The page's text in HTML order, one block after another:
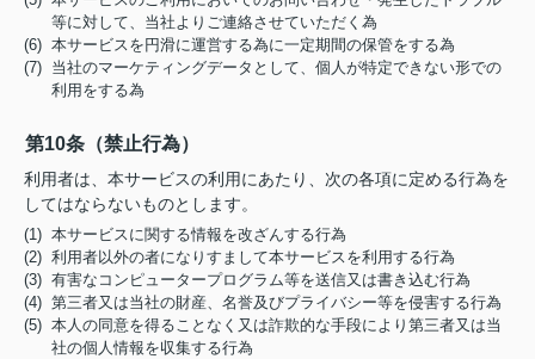
等に対して、当社よりご連絡させていただく為
(6) 本サービスを円滑に運営する為に一定期間の保管をする為
(7) 当社のマーケティングデータとして、個人が特定できない形での
利用をする為
第10条（禁止行為）
利用者は、本サービスの利用にあたり、次の各項に定める行為を
してはならないものとします。
(1) 本サービスに関する情報を改ざんする行為
(2) 利用者以外の者になりすまして本サービスを利用する行為
(3) 有害なコンピュータープログラム等を送信又は書き込む行為
(4) 第三者又は当社の財産、名誉及びプライバシー等を侵害する行為
(5) 本人の同意を得ることなく又は詐欺的な手段により第三者又は当
社の個人情報を収集する行為